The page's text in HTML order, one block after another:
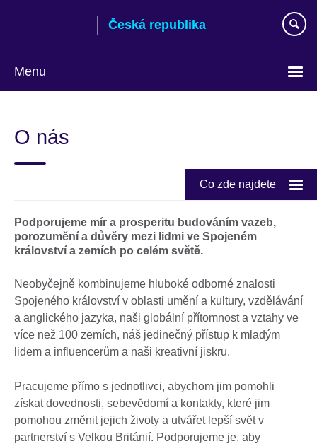
Česká republika
Menu
jazyk
O nás
Co zde najdete
Podporujeme mír a prosperitu budováním vazeb,
porozumění a důvěry mezi lidmi ve Spojeném
království a zemích po celém světě.
Neobyčejně kombinujeme hluboké odborné znalosti
Spojeného království v oblasti umění a kultury, vzdělávání
a anglického jazyka, naši globální přítomnost a vztahy ve
více než 100 zemích, náš jedinečný přístup k mladým
lidem a influencerům a naši kreativní jiskru.
Pracujeme přímo s jednotlivci, abychom jim pomohli
získat dovednosti, sebevědomí a kontakty, které jim
pomohou změnit jejich životy a utvářet lepší svět v
partnerství s Velkou Británií. Podporujeme je, aby